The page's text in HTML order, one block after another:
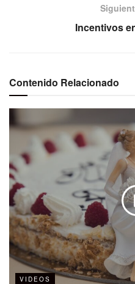
Incentivos
Contenido Relacionado
VIDEOS